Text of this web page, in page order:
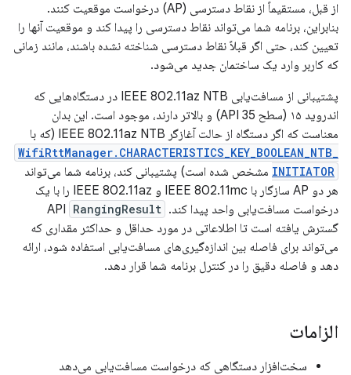
از قبل، مستقیماً از نقاط دسترسی (AP) درخواست موقعیت کنند.
بنابراین، برنامه شما می‌تواند نقاط دسترسی را پیدا کند و موقعیت آنها را
تعیین کند، حتی اگر قبلاً نقاط دسترسی شناخته نشده باشند، مانند زمانی
که کاربر وارد یک ساختمان جدید می‌شود.
پشتیبانی از مسافت‌یابی IEEE 802.11az NTB در دستگاه‌هایی که
اندروید ۱۵ (سطح API 35) و بالاتر دارند، موجود است. این بدان
معناست که اگر دستگاه از حالت آغازگر IEEE 802.11az NTB (که با
WifiRttManager.CHARACTERISTICS_KEY_BOOLEAN_NTB_
INITIATOR مشخص شده است) پشتیبانی کند، برنامه شما می‌تواند
هر دو AP سازگار با IEEE 802.11mc و IEEE 802.11az را با یک
درخواست مسافت‌یابی واحد پیدا کند. API RangingResult
گسترش یافته است تا اطلاعاتی در مورد حداقل و حداکثر مقداری که
می‌تواند برای فاصله بین اندازه‌گیری‌های مسافت‌یابی استفاده شود، ارائه
دهد و فاصله دقیق را در کنترل برنامه شما قرار دهد.
الزامات
سخت‌افزار دستگاهی که درخواست مسافت‌یابی می‌دهد